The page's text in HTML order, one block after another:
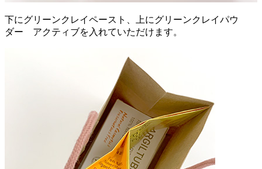
下にグリーンクレイペースト、上にグリーンクレイパウ
ダー アクティブを入れていただけます。